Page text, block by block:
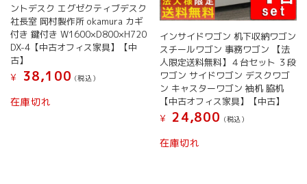
ントデスク エグゼクティブデスク
社長室 岡村製作所 okamura カギ
付き 鍵付き W1600×D800×H720
DX-4【中古オフィス家具】【中
古】
¥
38,100 (税込）
在庫切れ
インサイドワゴン 机下収納ワゴン
スチールワゴン 事務ワゴン 【法
人限定送料無料】４台セット ３段
ワゴン サイドワゴン デスクワゴ
ン キャスターワゴン 袖机 脇机
【中古オフィス家具】【中古】
¥ 24,800 (税込）
在庫切れ